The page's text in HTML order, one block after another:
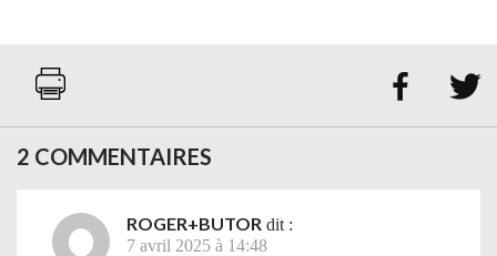
 
2 COMMENTAIRES
ROGER+BUTOR dit :
7 avril 2025 à 14:48